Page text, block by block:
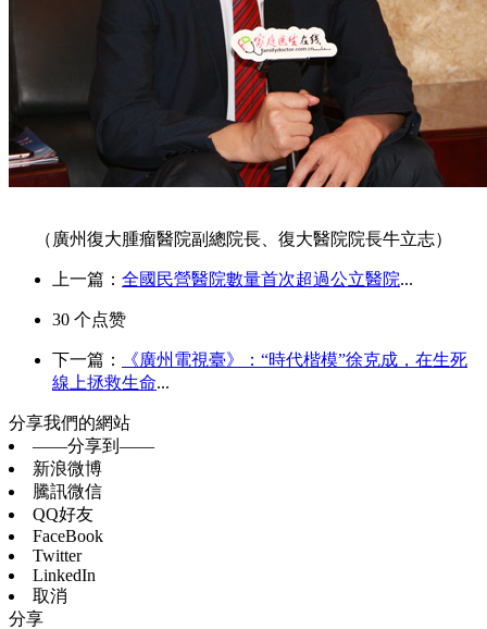
（廣州復大腫瘤醫院副總院長、復大醫院院長牛立志）
上一篇： 全國民營醫院數量首次超過公立醫院...
30 个点赞
下一篇：
《廣州電視臺》：“時代楷模”徐克成，在生死
線上拯救生命...
分享我們的網站
——分享到——
新浪微博
騰訊微信
QQ好友
FaceBook
Twitter
LinkedIn
取消
分享